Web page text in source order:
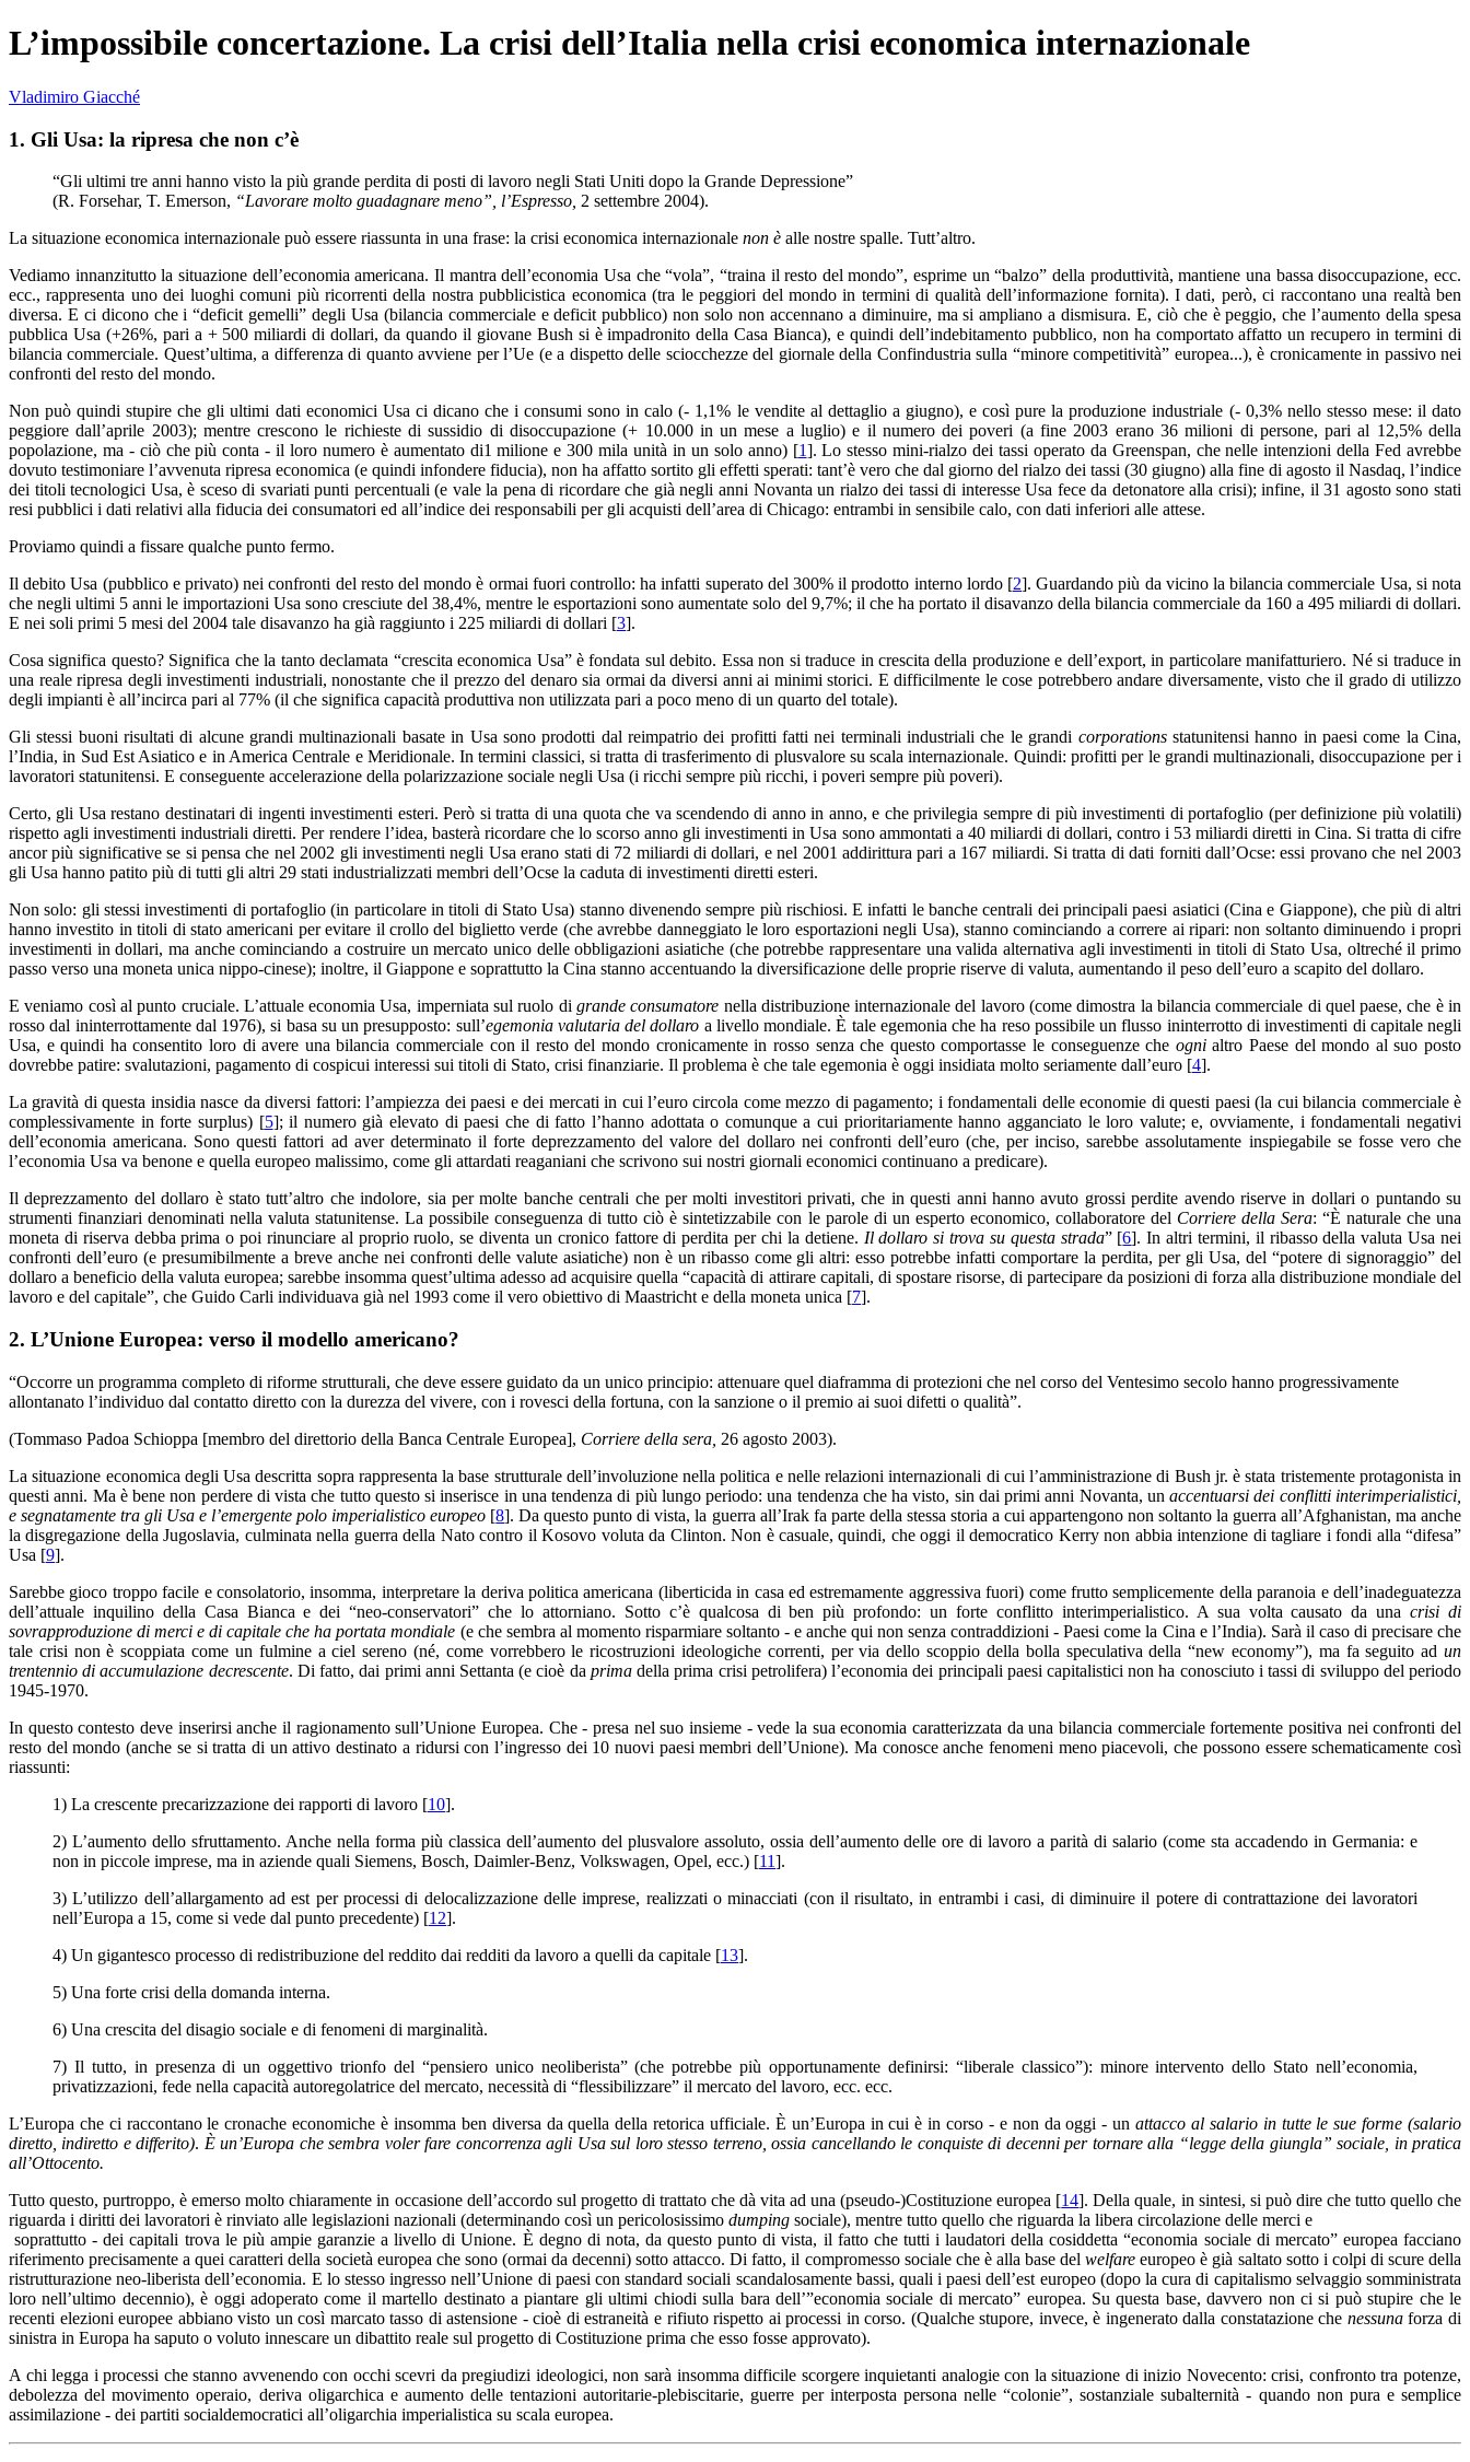
L’impossibile concertazione. La crisi dell’Italia nella crisi economica internazionale
Vladimiro Giacché
1. Gli Usa: la ripresa che non c’è
“Gli ultimi tre anni hanno visto la più grande perdita di posti di lavoro negli Stati Uniti dopo la Grande Depressione”
(R. Forsehar, T. Emerson, “Lavorare molto guadagnare meno”, l’Espresso, 2 settembre 2004).
La situazione economica internazionale può essere riassunta in una frase: la crisi economica internazionale non è alle nostre spalle. Tutt’altro.
Vediamo innanzitutto la situazione dell’economia americana. Il mantra dell’economia Usa che “vola”, “traina il resto del mondo”, esprime un “balzo” della produttività, mantiene una bassa disoccupazione, ecc.
ecc., rappresenta uno dei luoghi comuni più ricorrenti della nostra pubblicistica economica (tra le peggiori del mondo in termini di qualità dell’informazione fornita). I dati, però, ci raccontano una realtà ben
diversa. E ci dicono che i “deficit gemelli” degli Usa (bilancia commerciale e deficit pubblico) non solo non accennano a diminuire, ma si ampliano a dismisura. E, ciò che è peggio, che l’aumento della spesa
pubblica Usa (+26%, pari a + 500 miliardi di dollari, da quando il giovane Bush si è impadronito della Casa Bianca), e quindi dell’indebitamento pubblico, non ha comportato affatto un recupero in termini di
bilancia commerciale. Quest’ultima, a differenza di quanto avviene per l’Ue (e a dispetto delle sciocchezze del giornale della Confindustria sulla “minore competitività” europea...), è cronicamente in passivo nei
confronti del resto del mondo.
Non può quindi stupire che gli ultimi dati economici Usa ci dicano che i consumi sono in calo (- 1,1% le vendite al dettaglio a giugno), e così pure la produzione industriale (- 0,3% nello stesso mese: il dato
peggiore dall’aprile 2003); mentre crescono le richieste di sussidio di disoccupazione (+ 10.000 in un mese a luglio) e il numero dei poveri (a fine 2003 erano 36 milioni di persone, pari al 12,5% della
popolazione, ma - ciò che più conta - il loro numero è aumentato di1 milione e 300 mila unità in un solo anno) [1]. Lo stesso mini-rialzo dei tassi operato da Greenspan, che nelle intenzioni della Fed avrebbe
dovuto testimoniare l’avvenuta ripresa economica (e quindi infondere fiducia), non ha affatto sortito gli effetti sperati: tant’è vero che dal giorno del rialzo dei tassi (30 giugno) alla fine di agosto il Nasdaq, l’indice
dei titoli tecnologici Usa, è sceso di svariati punti percentuali (e vale la pena di ricordare che già negli anni Novanta un rialzo dei tassi di interesse Usa fece da detonatore alla crisi); infine, il 31 agosto sono stati
resi pubblici i dati relativi alla fiducia dei consumatori ed all’indice dei responsabili per gli acquisti dell’area di Chicago: entrambi in sensibile calo, con dati inferiori alle attese.
Proviamo quindi a fissare qualche punto fermo.
Il debito Usa (pubblico e privato) nei confronti del resto del mondo è ormai fuori controllo: ha infatti superato del 300% il prodotto interno lordo [2]. Guardando più da vicino la bilancia commerciale Usa, si nota
che negli ultimi 5 anni le importazioni Usa sono cresciute del 38,4%, mentre le esportazioni sono aumentate solo del 9,7%; il che ha portato il disavanzo della bilancia commerciale da 160 a 495 miliardi di dollari.
E nei soli primi 5 mesi del 2004 tale disavanzo ha già raggiunto i 225 miliardi di dollari [3].
Cosa significa questo? Significa che la tanto declamata “crescita economica Usa” è fondata sul debito. Essa non si traduce in crescita della produzione e dell’export, in particolare manifatturiero. Né si traduce in
una reale ripresa degli investimenti industriali, nonostante che il prezzo del denaro sia ormai da diversi anni ai minimi storici. E difficilmente le cose potrebbero andare diversamente, visto che il grado di utilizzo
degli impianti è all’incirca pari al 77% (il che significa capacità produttiva non utilizzata pari a poco meno di un quarto del totale).
Gli stessi buoni risultati di alcune grandi multinazionali basate in Usa sono prodotti dal reimpatrio dei profitti fatti nei terminali industriali che le grandi corporationsstatunitensi hanno in paesi come la Cina,
l’India, in Sud Est Asiatico e in America Centrale e Meridionale. In termini classici, si tratta di trasferimento di plusvalore su scala internazionale. Quindi: profitti per le grandi multinazionali, disoccupazione per i
lavoratori statunitensi. E conseguente accelerazione della polarizzazione sociale negli Usa (i ricchi sempre più ricchi, i poveri sempre più poveri).
Certo, gli Usa restano destinatari di ingenti investimenti esteri. Però si tratta di una quota che va scendendo di anno in anno, e che privilegia sempre di più investimenti di portafoglio (per definizione più volatili)
rispetto agli investimenti industriali diretti. Per rendere l’idea, basterà ricordare che lo scorso anno gli investimenti in Usa sono ammontati a 40 miliardi di dollari, contro i 53 miliardi diretti in Cina. Si tratta di cifre
ancor più significative se si pensa che nel 2002 gli investimenti negli Usa erano stati di 72 miliardi di dollari, e nel 2001 addirittura pari a 167 miliardi. Si tratta di dati forniti dall’Ocse: essi provano che nel 2003
gli Usa hanno patito più di tutti gli altri 29 stati industrializzati membri dell’Ocse la caduta di investimenti diretti esteri.
Non solo: gli stessi investimenti di portafoglio (in particolare in titoli di Stato Usa) stanno divenendo sempre più rischiosi. E infatti le banche centrali dei principali paesi asiatici (Cina e Giappone), che più di altri
hanno investito in titoli di stato americani per evitare il crollo del biglietto verde (che avrebbe danneggiato le loro esportazioni negli Usa), stanno cominciando a correre ai ripari: non soltanto diminuendo i propri
investimenti in dollari, ma anche cominciando a costruire un mercato unico delle obbligazioni asiatiche (che potrebbe rappresentare una valida alternativa agli investimenti in titoli di Stato Usa, oltreché il primo
passo verso una moneta unica nippo-cinese); inoltre, il Giappone e soprattutto la Cina stanno accentuando la diversificazione delle proprie riserve di valuta, aumentando il peso dell’euro a scapito del dollaro.
E veniamo così al punto cruciale. L’attuale economia Usa, imperniata sul ruolo di grande consumatore nella distribuzione internazionale del lavoro (come dimostra la bilancia commerciale di quel paese, che è in
rosso dal ininterrottamente dal 1976), si basa su un presupposto: sull’egemonia valutaria del dollaro a livello mondiale. È tale egemonia che ha reso possibile un flusso ininterrotto di investimenti di capitale negli
Usa, e quindi ha consentito loro di avere una bilancia commerciale con il resto del mondo cronicamente in rosso senza che questo comportasse le conseguenze che ognialtro Paese del mondo al suo posto
dovrebbe patire: svalutazioni, pagamento di cospicui interessi sui titoli di Stato, crisi finanziarie. Il problema è che tale egemonia è oggi insidiata molto seriamente dall’euro [4].
La gravità di questa insidia nasce da diversi fattori: l’ampiezza dei paesi e dei mercati in cui l’euro circola come mezzo di pagamento; i fondamentali delle economie di questi paesi (la cui bilancia commerciale è
complessivamente in forte surplus) [5]; il numero già elevato di paesi che di fatto l’hanno adottata o comunque a cui prioritariamente hanno agganciato le loro valute; e, ovviamente, i fondamentali negativi
dell’economia americana. Sono questi fattori ad aver determinato il forte deprezzamento del valore del dollaro nei confronti dell’euro (che, per inciso, sarebbe assolutamente inspiegabile se fosse vero che
l’economia Usa va benone e quella europeo malissimo, come gli attardati reaganiani che scrivono sui nostri giornali economici continuano a predicare).
Il deprezzamento del dollaro è stato tutt’altro che indolore, sia per molte banche centrali che per molti investitori privati, che in questi anni hanno avuto grossi perdite avendo riserve in dollari o puntando su
strumenti finanziari denominati nella valuta statunitense. La possibile conseguenza di tutto ciò è sintetizzabile con le parole di un esperto economico, collaboratore del Corriere della Sera: “È naturale che una
moneta di riserva debba prima o poi rinunciare al proprio ruolo, se diventa un cronico fattore di perdita per chi la detiene. Il dollaro si trova su questa strada” [6]. In altri termini, il ribasso della valuta Usa nei
confronti dell’euro (e presumibilmente a breve anche nei confronti delle valute asiatiche) non è un ribasso come gli altri: esso potrebbe infatti comportare la perdita, per gli Usa, del “potere di signoraggio” del
dollaro a beneficio della valuta europea; sarebbe insomma quest’ultima adesso ad acquisire quella “capacità di attirare capitali, di spostare risorse, di partecipare da posizioni di forza alla distribuzione mondiale del
lavoro e del capitale”, che Guido Carli individuava già nel 1993 come il vero obiettivo di Maastricht e della moneta unica [7].
2. L’Unione Europea: verso il modello americano?
“Occorre un programma completo di riforme strutturali, che deve essere guidato da un unico principio: attenuare quel diaframma di protezioni che nel corso del Ventesimo secolo hanno progressivamente
allontanato l’individuo dal contatto diretto con la durezza del vivere, con i rovesci della fortuna, con la sanzione o il premio ai suoi difetti o qualità”.
(Tommaso Padoa Schioppa [membro del direttorio della Banca Centrale Europea], Corriere della sera, 26 agosto 2003).
La situazione economica degli Usa descritta sopra rappresenta la base strutturale dell’involuzione nella politica e nelle relazioni internazionali di cui l’amministrazione di Bush jr. è stata tristemente protagonista in
questi anni. Ma è bene non perdere di vista che tutto questo si inserisce in una tendenza di più lungo periodo: una tendenza che ha visto, sin dai primi anni Novanta, unaccentuarsi dei conflitti interimperialistici,
e segnatamente tra gli Usa e l’emergente polo imperialistico europeo [8]. Da questo punto di vista, la guerra all’Irak fa parte della stessa storia a cui appartengono non soltanto la guerra all’Afghanistan, ma anche
la disgregazione della Jugoslavia, culminata nella guerra della Nato contro il Kosovo voluta da Clinton. Non è casuale, quindi, che oggi il democratico Kerry non abbia intenzione di tagliare i fondi alla “difesa”
Usa [9].
Sarebbe gioco troppo facile e consolatorio, insomma, interpretare la deriva politica americana (liberticida in casa ed estremamente aggressiva fuori) come frutto semplicemente della paranoia e dell’inadeguatezza
dell’attuale inquilino della Casa Bianca e dei “neo-conservatori” che lo attorniano. Sotto c’è qualcosa di ben più profondo: un forte conflitto interimperialistico. A sua volta causato da unacrisi di
sovrapproduzione di merci e di capitale che ha portata mondiale (e che sembra al momento risparmiare soltanto - e anche qui non senza contraddizioni - Paesi come la Cina e l’India). Sarà il caso di precisare che
tale crisi non è scoppiata come un fulmine a ciel sereno (né, come vorrebbero le ricostruzioni ideologiche correnti, per via dello scoppio della bolla speculativa della “new economy”), ma fa seguito ad un
trentennio di accumulazione decrescente. Di fatto, dai primi anni Settanta (e cioè da primadella prima crisi petrolifera) l’economia dei principali paesi capitalistici non ha conosciuto i tassi di sviluppo del periodo
1945-1970.
In questo contesto deve inserirsi anche il ragionamento sull’Unione Europea. Che - presa nel suo insieme - vede la sua economia caratterizzata da una bilancia commerciale fortemente positiva nei confronti del
resto del mondo (anche se si tratta di un attivo destinato a ridursi con l’ingresso dei 10 nuovi paesi membri dell’Unione). Ma conosce anche fenomeni meno piacevoli, che possono essere schematicamente così
riassunti:
1) La crescente precarizzazione dei rapporti di lavoro [10].
2) L’aumento dello sfruttamento. Anche nella forma più classica dell’aumento del plusvalore assoluto, ossia dell’aumento delle ore di lavoro a parità di salario (come sta accadendo in Germania: e
non in piccole imprese, ma in aziende quali Siemens, Bosch, Daimler-Benz, Volkswagen, Opel, ecc.) [11].
3) L’utilizzo dell’allargamento ad est per processi di delocalizzazione delle imprese, realizzati o minacciati (con il risultato, in entrambi i casi, di diminuire il potere di contrattazione dei lavoratori
nell’Europa a 15, come si vede dal punto precedente) [12].
4) Un gigantesco processo di redistribuzione del reddito dai redditi da lavoro a quelli da capitale [13].
5) Una forte crisi della domanda interna.
6) Una crescita del disagio sociale e di fenomeni di marginalità.
7) Il tutto, in presenza di un oggettivo trionfo del “pensiero unico neoliberista” (che potrebbe più opportunamente definirsi: “liberale classico”): minore intervento dello Stato nell’economia,
privatizzazioni, fede nella capacità autoregolatrice del mercato, necessità di “flessibilizzare” il mercato del lavoro, ecc. ecc.
L’Europa che ci raccontano le cronache economiche è insomma ben diversa da quella della retorica ufficiale. È un’Europa in cui è in corso - e non da oggi - unattacco al salario in tutte le sue forme (salario
diretto, indiretto e differito). È un’Europa che sembra voler fare concorrenza agli Usa sul loro stesso terreno, ossia cancellando le conquiste di decenni per tornare alla “legge della giungla” sociale, in pratica
all’Ottocento.
Tutto questo, purtroppo, è emerso molto chiaramente in occasione dell’accordo sul progetto di trattato che dà vita ad una (pseudo-)Costituzione europea [14]. Della quale, in sintesi, si può dire che tutto quello che
riguarda i diritti dei lavoratori è rinviato alle legislazioni nazionali (determinando così un pericolosissimo dumping sociale), mentre tutto quello che riguarda la libera circolazione delle merci e
soprattutto - dei capitali trova le più ampie garanzie a livello di Unione. È degno di nota, da questo punto di vista, il fatto che tutti i laudatori della cosiddetta “economia sociale di mercato” europea facciano
riferimento precisamente a quei caratteri della società europea che sono (ormai da decenni) sotto attacco. Di fatto, il compromesso sociale che è alla base delwelfareeuropeo è già saltato sotto i colpi di scure della
ristrutturazione neo-liberista dell’economia. E lo stesso ingresso nell’Unione di paesi con standard sociali scandalosamente bassi, quali i paesi dell’est europeo (dopo la cura di capitalismo selvaggio somministrata
loro nell’ultimo decennio), è oggi adoperato come il martello destinato a piantare gli ultimi chiodi sulla bara dell’”economia sociale di mercato” europea. Su questa base, davvero non ci si può stupire che le
recenti elezioni europee abbiano visto un così marcato tasso di astensione - cioè di estraneità e rifiuto rispetto ai processi in corso. (Qualche stupore, invece, è ingenerato dalla constatazione che nessunaforza di
sinistra in Europa ha saputo o voluto innescare un dibattito reale sul progetto di Costituzione prima che esso fosse approvato).
A chi legga i processi che stanno avvenendo con occhi scevri da pregiudizi ideologici, non sarà insomma difficile scorgere inquietanti analogie con la situazione di inizio Novecento: crisi, confronto tra potenze,
debolezza del movimento operaio, deriva oligarchica e aumento delle tentazioni autoritarie-plebiscitarie, guerre per interposta persona nelle “colonie”, sostanziale subalternità - quando non pura e semplice
assimilazione - dei partiti socialdemocratici all’oligarchia imperialistica su scala europea.